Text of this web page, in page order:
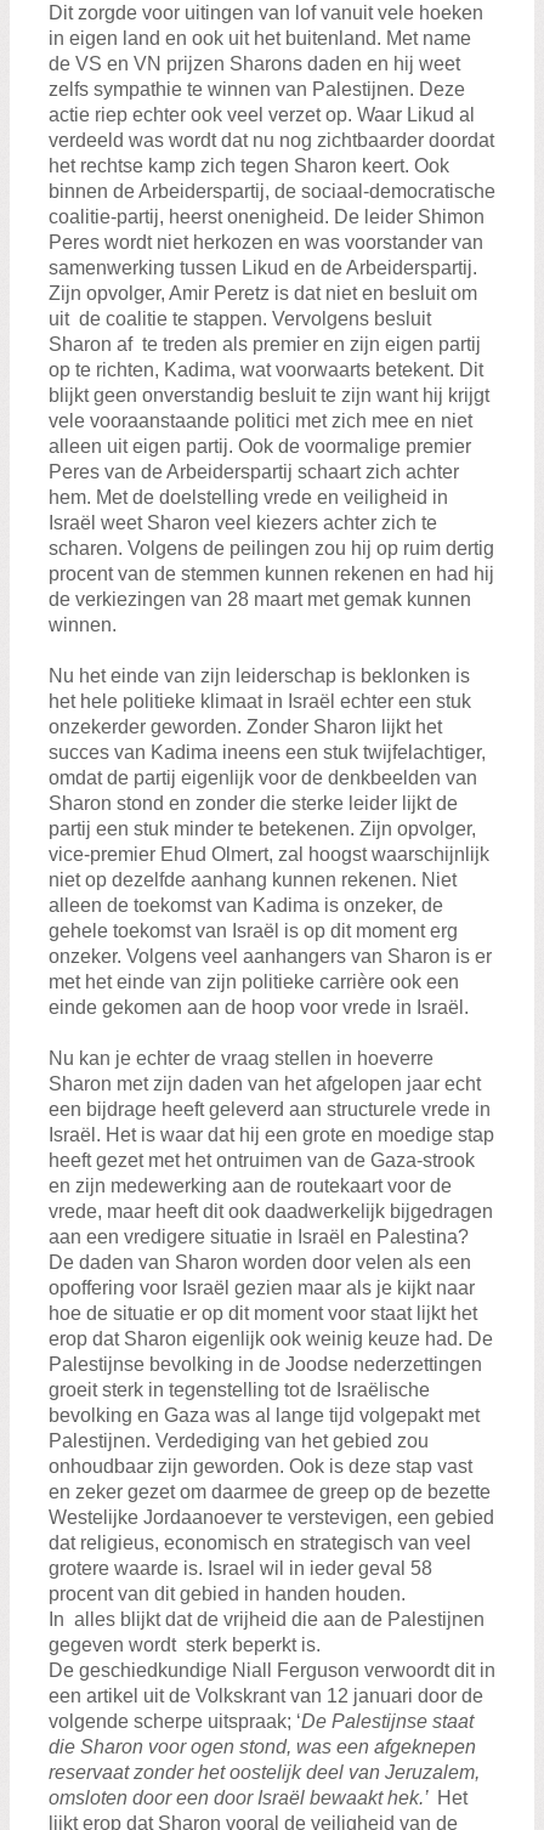
Dit zorgde voor uitingen van lof vanuit vele hoeken
in eigen land en ook uit het buitenland. Met name
de VS en VN prijzen Sharons daden en hij weet
zelfs sympathie te winnen van Palestijnen. Deze
actie riep echter ook veel verzet op. Waar Likud al
verdeeld was wordt dat nu nog zichtbaarder doordat
het rechtse kamp zich tegen Sharon keert. Ook
binnen de Arbeiderspartij, de sociaal-democratische
coalitie-partij, heerst onenigheid. De leider Shimon
Peres wordt niet herkozen en was voorstander van
samenwerking tussen Likud en de Arbeiderspartij.
Zijn opvolger, Amir Peretz is dat niet en besluit om
uit de coalitie te stappen. Vervolgens besluit
Sharon af te treden als premier en zijn eigen partij
op te richten, Kadima, wat voorwaarts betekent. Dit
blijkt geen onverstandig besluit te zijn want hij krijgt
vele vooraanstaande politici met zich mee en niet
alleen uit eigen partij. Ook de voormalige premier
Peres van de Arbeiderspartij schaart zich achter
hem. Met de doelstelling vrede en veiligheid in
Israël weet Sharon veel kiezers achter zich te
scharen. Volgens de peilingen zou hij op ruim dertig
procent van de stemmen kunnen rekenen en had hij
de verkiezingen van 28 maart met gemak kunnen
winnen.
Nu het einde van zijn leiderschap is beklonken is
het hele politieke klimaat in Israël echter een stuk
onzekerder geworden. Zonder Sharon lijkt het
succes van Kadima ineens een stuk twijfelachtiger,
omdat de partij eigenlijk voor de denkbeelden van
Sharon stond en zonder die sterke leider lijkt de
partij een stuk minder te betekenen. Zijn opvolger,
vice-premier Ehud Olmert, zal hoogst waarschijnlijk
niet op dezelfde aanhang kunnen rekenen. Niet
alleen de toekomst van Kadima is onzeker, de
gehele toekomst van Israël is op dit moment erg
onzeker. Volgens veel aanhangers van Sharon is er
met het einde van zijn politieke carrière ook een
einde gekomen aan de hoop voor vrede in Israël.
Nu kan je echter de vraag stellen in hoeverre
Sharon met zijn daden van het afgelopen jaar echt
een bijdrage heeft geleverd aan structurele vrede in
Israël. Het is waar dat hij een grote en moedige stap
heeft gezet met het ontruimen van de Gaza-strook
en zijn medewerking aan de routekaart voor de
vrede, maar heeft dit ook daadwerkelijk bijgedragen
aan een vredigere situatie in Israël en Palestina?
De daden van Sharon worden door velen als een
opoffering voor Israël gezien maar als je kijkt naar
hoe de situatie er op dit moment voor staat lijkt het
erop dat Sharon eigenlijk ook weinig keuze had. De
Palestijnse bevolking in de Joodse nederzettingen
groeit sterk in tegenstelling tot de Israëlische
bevolking en Gaza was al lange tijd volgepakt met
Palestijnen. Verdediging van het gebied zou
onhoudbaar zijn geworden. Ook is deze stap vast
en zeker gezet om daarmee de greep op de bezette
Westelijke Jordaanoever te verstevigen, een gebied
dat religieus, economisch en strategisch van veel
grotere waarde is. Israel wil in ieder geval 58
procent van dit gebied in handen houden.
In alles blijkt dat de vrijheid die aan de Palestijnen
gegeven wordt sterk beperkt is.
De geschiedkundige Niall Ferguson verwoordt dit in
een artikel uit de Volkskrant van 12 januari door de
volgende scherpe uitspraak; ‘De Palestijnse staat
die Sharon voor ogen stond, was een afgeknepen
reservaat zonder het oostelijk deel van Jeruzalem,
omsloten door een door Israël bewaakt hek.’ Het
lijkt erop dat Sharon vooral de veiligheid van de